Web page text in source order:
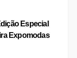
Especial
Expomodas